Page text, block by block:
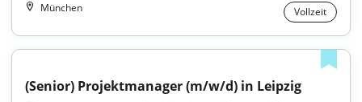
München Vollzeit
(Senior) Projektmanager (m/w/d) in Leipzig